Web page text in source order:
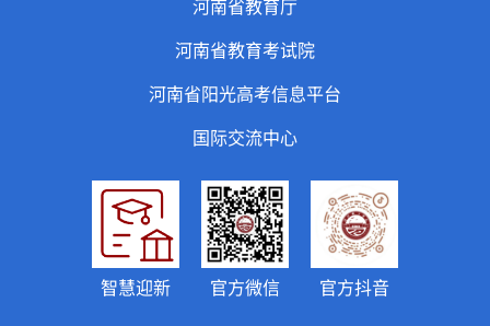
河南省教育考试院
河南省阳光高考信息平台
国际交流中心
智慧迎新 官方微信 官方抖音